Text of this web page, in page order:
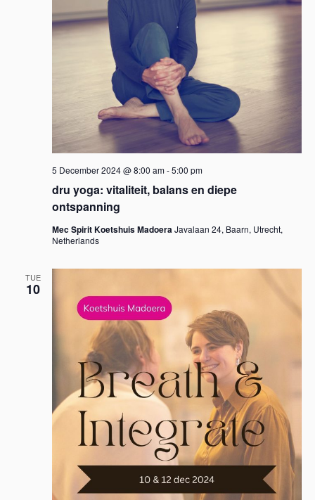
dru yoga: vitaliteit, balans en diepe
ontspanning
5 December 2024 @ 8:00 am-5:00 pm
Mec Spirit Koetshuis MadoeraJavalaan 24, Baarn, Utrecht,
Netherlands
TUE
10